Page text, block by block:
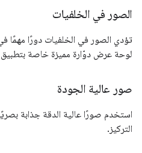
الصور في الخلفيات
تؤدي الصور في الخلفيات دورًا
لوحة عرض دوّارة مميزة خاصة بتطبيق
صور عالية الجودة
استخدم صورًا عالية الدقة جذابة
التركيز.